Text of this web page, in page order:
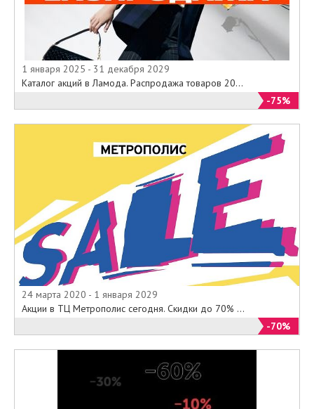
1 января 2025 - 31 декабря 2029
Каталог акций в Ламода. Распродажа товаров 20...
-75%
24 марта 2020 - 1 января 2029
Акции в ТЦ Метрополис сегодня. Скидки до 70% ...
-70%